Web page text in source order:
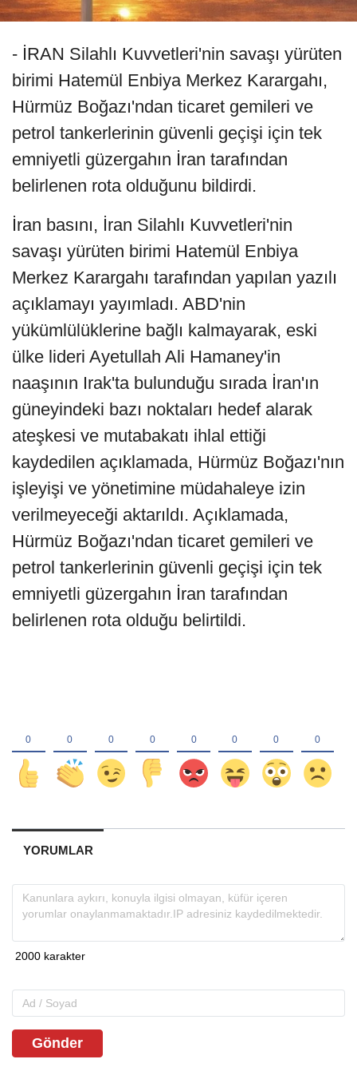
- İRAN Silahlı Kuvvetleri'nin savaşı yürüten
birimi Hatemül Enbiya Merkez Karargahı,
Hürmüz Boğazı'ndan ticaret gemileri ve
petrol tankerlerinin güvenli geçişi için tek
emniyetli güzergahın İran tarafından
belirlenen rota olduğunu bildirdi.
İran basını, İran Silahlı Kuvvetleri'nin
savaşı yürüten birimi Hatemül Enbiya
Merkez Karargahı tarafından yapılan yazılı
açıklamayı yayımladı. ABD'nin
yükümlülüklerine bağlı kalmayarak, eski
ülke lideri Ayetullah Ali Hamaney'in
naaşının Irak'ta bulunduğu sırada İran'ın
güneyindeki bazı noktaları hedef alarak
ateşkesi ve mutabakatı ihlal ettiği
kaydedilen açıklamada, Hürmüz Boğazı'nın
işleyişi ve yönetimine müdahaleye izin
verilmeyeceği aktarıldı. Açıklamada,
Hürmüz Boğazı'ndan ticaret gemileri ve
petrol tankerlerinin güvenli geçişi için tek
emniyetli güzergahın İran tarafından
belirlenen rota olduğu belirtildi.
YORUMLAR
Gönder